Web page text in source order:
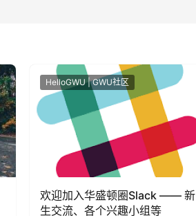
HelloGWU | GWU社区
欢迎加入华盛顿圈Slack —— 新
生交流、各个兴趣小组等